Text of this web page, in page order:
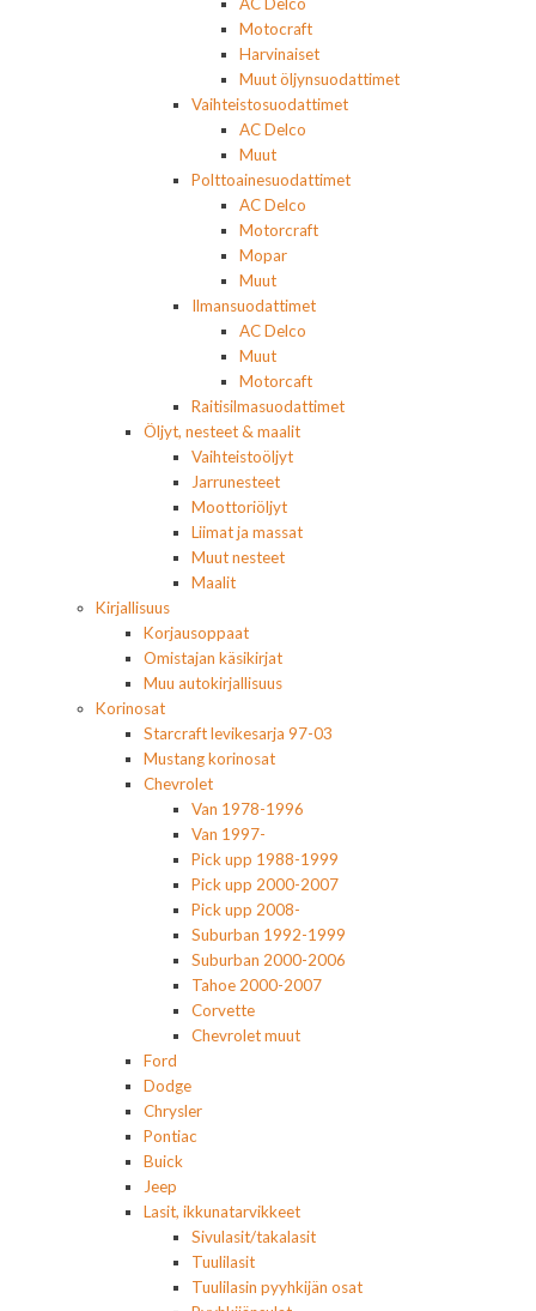
Motocraft
Harvinaiset
Muut öljynsuodattimet
Vaihteistosuodattimet
AC Delco
Muut
Polttoainesuodattimet
AC Delco
Motorcraft
Mopar
Muut
Ilmansuodattimet
AC Delco
Muut
Motorcaft
Raitisilmasuodattimet
Öljyt, nesteet & maalit
Vaihteistoöljyt
Jarrunesteet
Moottoriöljyt
Liimat ja massat
Muut nesteet
Maalit
Kirjallisuus
Korjausoppaat
Omistajan käsikirjat
Muu autokirjallisuus
Korinosat
Starcraft levikesarja 97-03
Mustang korinosat
Chevrolet
Van 1978-1996
Van 1997-
Pick upp 1988-1999
Pick upp 2000-2007
Pick upp 2008-
Suburban 1992-1999
Suburban 2000-2006
Tahoe 2000-2007
Corvette
Chevrolet muut
Ford
Dodge
Chrysler
Pontiac
Buick
Jeep
Lasit, ikkunatarvikkeet
Sivulasit/takalasit
Tuulilasit
Tuulilasin pyyhkijän osat